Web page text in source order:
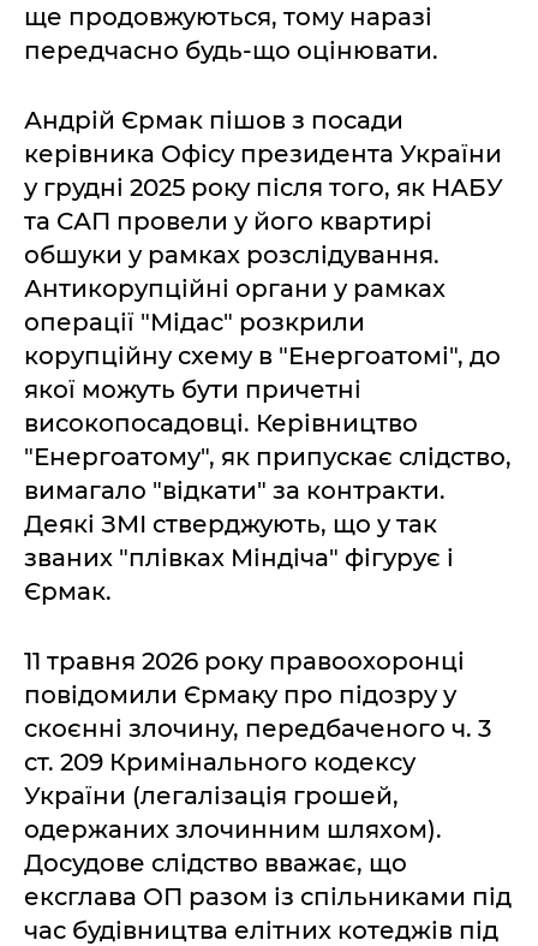
ще продовжуються, тому наразі
передчасно будь-що оцінювати.
Андрій Єрмак пішов з посади
керівника Офісу президента України
у грудні 2025 року після того, як НАБУ
та САП провели у його квартирі
обшуки у рамках розслідування.
Антикорупційні органи у рамках
операції "Мідас" розкрили
корупційну схему в "Енергоатомі", до
якої можуть бути причетні
високопосадовці. Керівництво
"Енергоатому", як припускає слідство,
вимагало "відкати" за контракти.
Деякі ЗМІ стверджують, що у так
званих "плівках Міндіча" фігурує і
Єрмак.
11 травня 2026 року правоохоронці
повідомили Єрмаку про підозру у
скоєнні злочину, передбаченого ч. 3
ст. 209 Кримінального кодексу
України (легалізація грошей,
одержаних злочинним шляхом).
Досудове слідство вважає, що
ексглава ОП разом із спільниками під
час будівництва елітних котеджів під